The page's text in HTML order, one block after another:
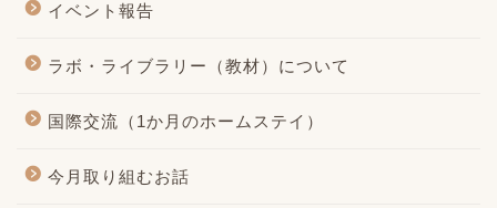
イベント報告
ラボ・ライブラリー（教材）について
国際交流（1か月のホームステイ）
今月取り組むお話